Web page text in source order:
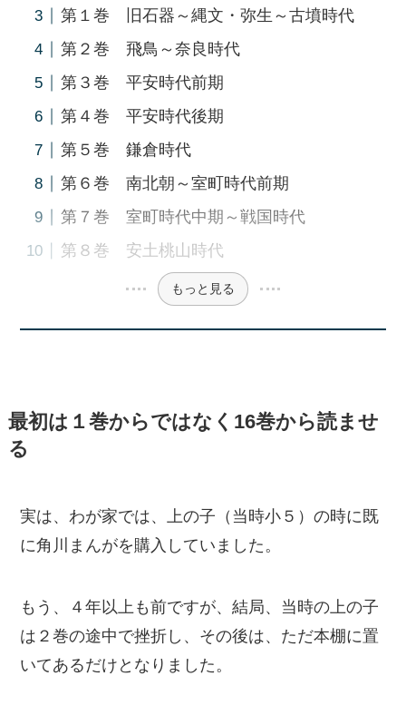
第１巻 旧石器～縄文・弥生～古墳時代
第２巻 飛鳥～奈良時代
第３巻 平安時代前期
第４巻 平安時代後期
第５巻 鎌倉時代
第６巻 南北朝～室町時代前期
第７巻 室町時代中期～戦国時代
第８巻 安土桃山時代
もっと見る
最初は１巻からではなく16巻から読ませ
る
実は、わが家では、上の子（当時小５）の時に既
に角川まんがを購入していました。
もう、４年以上も前ですが、結局、当時の上の子
は２巻の途中で挫折し、その後は、ただ本棚に置
いてあるだけとなりました。